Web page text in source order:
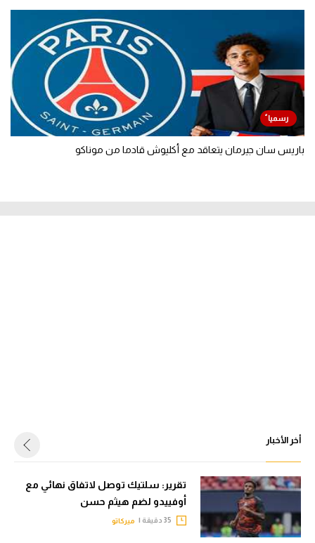
باريس سان جيرمان يتعاقد مع أكليوش قادما من موناكو
أخر الأخبار
تقرير: سلتيك توصل لاتفاق نهائي مع
أوفييدو لضم هيثم حسن
ميركاتو